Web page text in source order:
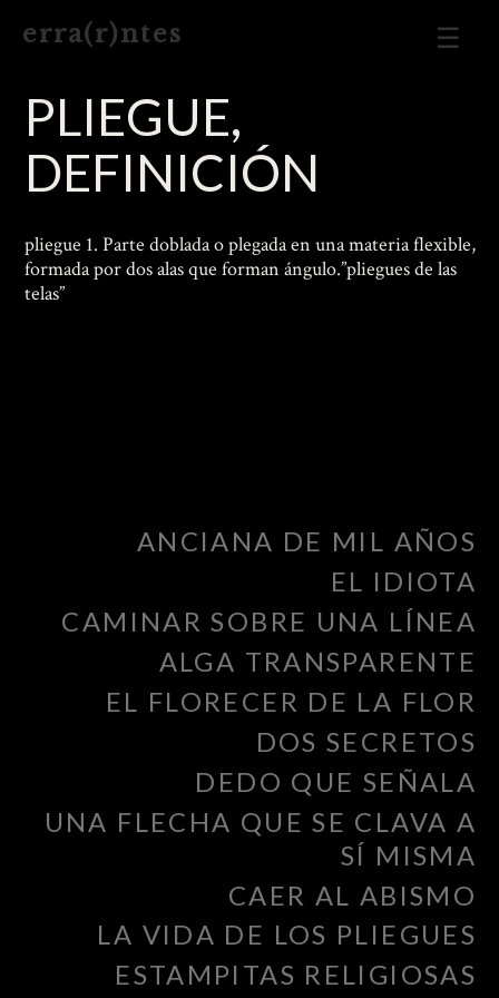
e r r a ( r ) n t e s
ANCIANA DE MIL AÑOS
EL IDIOTA
CAMINAR SOBRE UNA LÍNEA
ALGA TRANSPARENTE
EL FLORECER DE LA FLOR
DOS SECRETOS
DEDO QUE SEÑALA
UNA FLECHA QUE SE CLAVA A
SÍ MISMA
CAER AL ABISMO
LA VIDA DE LOS PLIEGUES
ESTAMPITAS RELIGIOSAS
PLIEGUE,
DEFINICIÓN
pliegue 1. Parte doblada o plegada en una materia flexible,
formada por dos alas que forman ángulo.”pliegues de las
telas”